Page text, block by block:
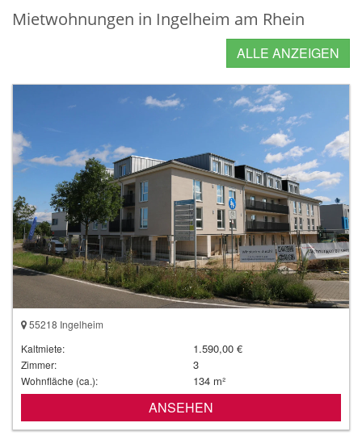
Mietwohnungen in Ingelheim am Rhein
ALLE ANZEIGEN
55218 Ingelheim
Kaltmiete:
1.590,00 €
Zimmer: 3
Wohnfläche (ca.): 134 m²
ANSEHEN